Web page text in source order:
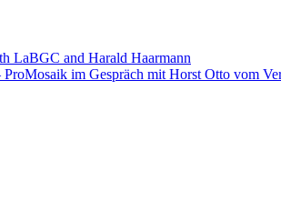
LaBGC and Harald Haarmann
im Gespräch mit Horst Otto vom